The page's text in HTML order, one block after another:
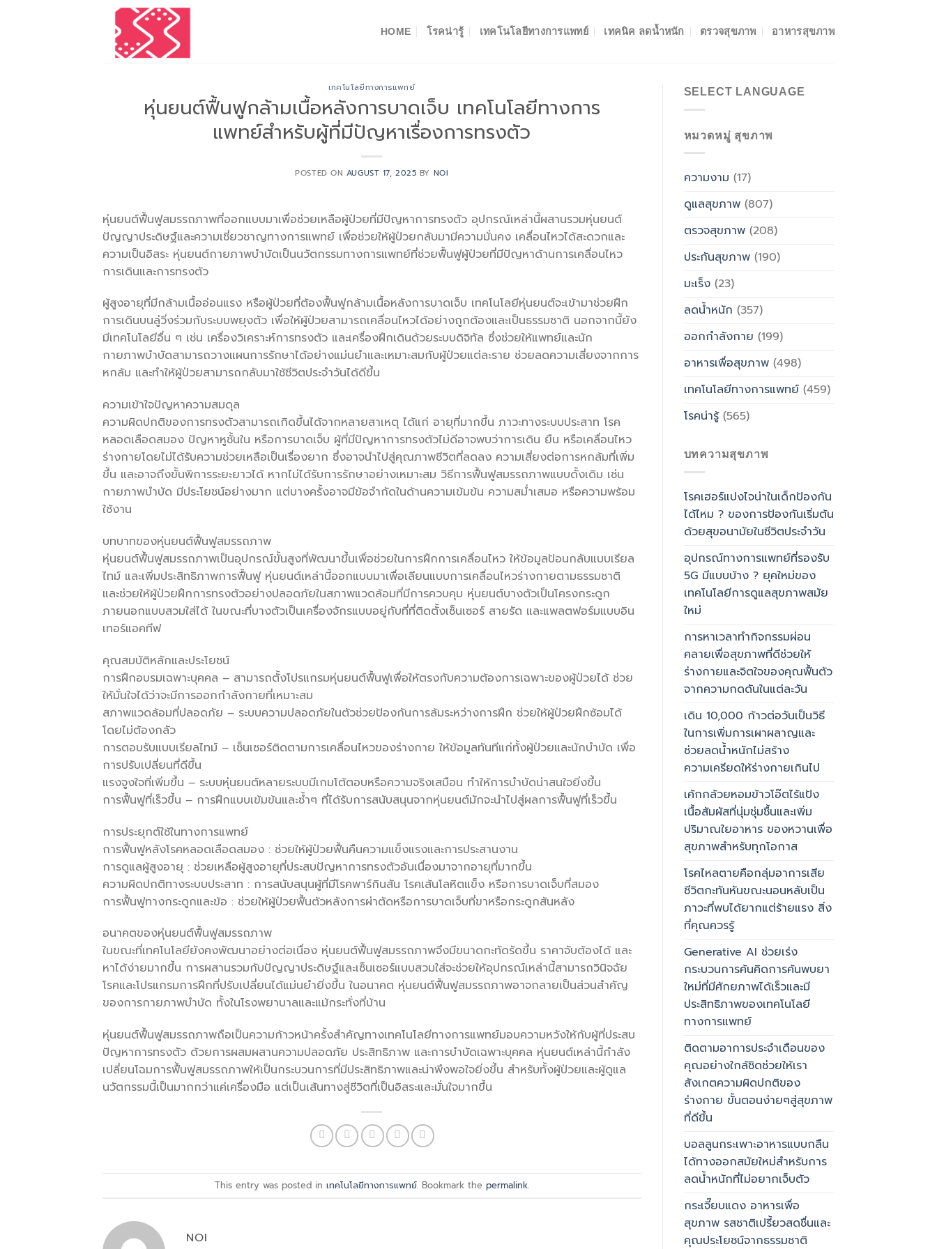
HOME โรคน่ารู้ เทคโนโลยีทางการแพทย์ เทคนิค ลดน้ำหนัก ตรวจสุขภาพ อาหารสุขภาพ
เทคโนโลยีทางการแพทย์
หุ่นยนต์ฟื้นฟูกล้ามเนื้อหลังการบาดเจ็บ เทคโนโลยีทางการ
แพทย์สำหรับผู้ที่มีปัญหาเรื่องการทรงตัว
POSTED ON AUGUST 17, 2025 BY NOI
หุ่นยนต์ฟื้นฟูสมรรถภาพที่ออกแบบมาเพื่อช่วยเหลือผู้ป่วยที่มีปัญหาการทรงตัว อุปกรณ์เหล่านี้ผสานรวมหุ่นยนต์
ปัญญาประดิษฐ์และความเชี่ยวชาญทางการแพทย์ เพื่อช่วยให้ผู้ป่วยกลับมามีความมั่นคง เคลื่อนไหวได้สะดวกและ
ความเป็นอิสระ หุ่นยนต์กายภาพบำบัดเป็นนวัตกรรมทางการแพทย์ที่ช่วยฟื้นฟูผู้ป่วยที่มีปัญหาด้านการเคลื่อนไหว
การเดินและการทรงตัว
ผู้สูงอายุที่มีกล้ามเนื้ออ่อนแรง หรือผู้ป่วยที่ต้องฟื้นฟูกล้ามเนื้อหลังการบาดเจ็บ เทคโนโลยีหุ่นยนต์จะเข้ามาช่วยฝึก
การเดินบนลู่วิ่งร่วมกับระบบพยุงตัว เพื่อให้ผู้ป่วยสามารถเคลื่อนไหวได้อย่างถูกต้องและเป็นธรรมชาติ นอกจากนี้ยัง
มีเทคโนโลยีอื่น ๆ เช่น เครื่องวิเคราะห์การทรงตัว และเครื่องฝึกเดินด้วยระบบดิจิทัล ซึ่งช่วยให้แพทย์และนัก
กายภาพบำบัดสามารถวางแผนการรักษาได้อย่างแม่นยำและเหมาะสมกับผู้ป่วยแต่ละราย ช่วยลดความเสี่ยงจากการ
หกล้ม และทำให้ผู้ป่วยสามารถกลับมาใช้ชีวิตประจำวันได้ดีขึ้น
ความเข้าใจปัญหาความสมดุล
ความผิดปกติของการทรงตัวสามารถเกิดขึ้นได้จากหลายสาเหตุ ได้แก่ อายุที่มากขึ้น ภาวะทางระบบประสาท โรค
หลอดเลือดสมอง ปัญหาหูชั้นใน หรือการบาดเจ็บ ผู้ที่มีปัญหาการทรงตัวไม่ดีอาจพบว่าการเดิน ยืน หรือเคลื่อนไหว
ร่างกายโดยไม่ได้รับความช่วยเหลือเป็นเรื่องยาก ซึ่งอาจนำไปสู่คุณภาพชีวิตที่ลดลง ความเสี่ยงต่อการหกล้มที่เพิ่ม
ขึ้น และอาจถึงขั้นพิการระยะยาวได้ หากไม่ได้รับการรักษาอย่างเหมาะสม วิธีการฟื้นฟูสมรรถภาพแบบดั้งเดิม เช่น
กายภาพบำบัด มีประโยชน์อย่างมาก แต่บางครั้งอาจมีข้อจำกัดในด้านความเข้มข้น ความสม่ำเสมอ หรือความพร้อม
ใช้งาน
บทบาทของหุ่นยนต์ฟื้นฟูสมรรถภาพ
หุ่นยนต์ฟื้นฟูสมรรถภาพเป็นอุปกรณ์ขั้นสูงที่พัฒนาขึ้นเพื่อช่วยในการฝึกการเคลื่อนไหว ให้ข้อมูลป้อนกลับแบบเรียล
ไทม์ และเพิ่มประสิทธิภาพการฟื้นฟู หุ่นยนต์เหล่านี้ออกแบบมาเพื่อเลียนแบบการเคลื่อนไหวร่างกายตามธรรมชาติ
และช่วยให้ผู้ป่วยฝึกการทรงตัวอย่างปลอดภัยในสภาพแวดล้อมที่มีการควบคุม หุ่นยนต์บางตัวเป็นโครงกระดูก
ภายนอกแบบสวมใส่ได้ ในขณะที่บางตัวเป็นเครื่องจักรแบบอยู่กับที่ที่ติดตั้งเซ็นเซอร์ สายรัด และแพลตฟอร์มแบบอิน
เทอร์แอคทีฟ
คุณสมบัติหลักและประโยชน์
การฝึกอบรมเฉพาะบุคคล – สามารถตั้งโปรแกรมหุ่นยนต์ฟื้นฟูเพื่อให้ตรงกับความต้องการเฉพาะของผู้ป่วยได้ ช่วย
ให้มั่นใจได้ว่าจะมีการออกกำลังกายที่เหมาะสม
สภาพแวดล้อมที่ปลอดภัย – ระบบความปลอดภัยในตัวช่วยป้องกันการล้มระหว่างการฝึก ช่วยให้ผู้ป่วยฝึกซ้อมได้
โดยไม่ต้องกลัว
การตอบรับแบบเรียลไทม์ – เซ็นเซอร์ติดตามการเคลื่อนไหวของร่างกาย ให้ข้อมูลทันทีแก่ทั้งผู้ป่วยและนักบำบัด เพื่อ
การปรับเปลี่ยนที่ดีขึ้น
แรงจูงใจที่เพิ่มขึ้น – ระบบหุ่นยนต์หลายระบบมีเกมโต้ตอบหรือความจริงเสมือน ทำให้การบำบัดน่าสนใจยิ่งขึ้น
การฟื้นฟูที่เร็วขึ้น – การฝึกแบบเข้มข้นและซ้ำๆ ที่ได้รับการสนับสนุนจากหุ่นยนต์มักจะนำไปสู่ผลการฟื้นฟูที่เร็วขึ้น
การประยุกต์ใช้ในทางการแพทย์
การฟื้นฟูหลังโรคหลอดเลือดสมอง : ช่วยให้ผู้ป่วยฟื้นคืนความแข็งแรงและการประสานงาน
การดูแลผู้สูงอายุ : ช่วยเหลือผู้สูงอายุที่ประสบปัญหาการทรงตัวอันเนื่องมาจากอายุที่มากขึ้น
ความผิดปกติทางระบบประสาท : การสนับสนุนผู้ที่มีโรคพาร์กินสัน โรคเส้นโลหิตแข็ง หรือการบาดเจ็บที่สมอง
การฟื้นฟูทางกระดูกและข้อ : ช่วยให้ผู้ป่วยฟื้นตัวหลังการผ่าตัดหรือการบาดเจ็บที่ขาหรือกระดูกสันหลัง
อนาคตของหุ่นยนต์ฟื้นฟูสมรรถภาพ
ในขณะที่เทคโนโลยียังคงพัฒนาอย่างต่อเนื่อง หุ่นยนต์ฟื้นฟูสมรรถภาพจึงมีขนาดกะทัดรัดขึ้น ราคาจับต้องได้ และ
หาได้ง่ายมากขึ้น การผสานรวมกับปัญญาประดิษฐ์และเซ็นเซอร์แบบสวมใส่จะช่วยให้อุปกรณ์เหล่านี้สามารถวินิจฉัย
โรคและโปรแกรมการฝึกที่ปรับเปลี่ยนได้แม่นยำยิ่งขึ้น ในอนาคต หุ่นยนต์ฟื้นฟูสมรรถภาพอาจกลายเป็นส่วนสำคัญ
ของการกายภาพบำบัด ทั้งในโรงพยาบาลและแม้กระทั่งที่บ้าน
หุ่นยนต์ฟื้นฟูสมรรถภาพถือเป็นความก้าวหน้าครั้งสำคัญทางเทคโนโลยีทางการแพทย์มอบความหวังให้กับผู้ที่ประสบ
ปัญหาการทรงตัว ด้วยการผสมผสานความปลอดภัย ประสิทธิภาพ และการบำบัดเฉพาะบุคคล หุ่นยนต์เหล่านี้กำลัง
เปลี่ยนโฉมการฟื้นฟูสมรรถภาพให้เป็นกระบวนการที่มีประสิทธิภาพและน่าพึงพอใจยิ่งขึ้น สำหรับทั้งผู้ป่วยและผู้ดูแล
นวัตกรรมนี้เป็นมากกว่าแค่เครื่องมือ แต่เป็นเส้นทางสู่ชีวิตที่เป็นอิสระและมั่นใจมากขึ้น
This entry was posted in เทคโนโลยีทางการแพทย์. Bookmark the permalink.
NOI
SELECT LANGUAGE
หมวดหมู่ สุขภาพ
ความงาม (17)
ดูแลสุขภาพ(807)
ตรวจสุขภาพ(208)
ประกันสุขภาพ(190)
มะเร็ง(23)
ลดน้ำหนัก (357)
ออกกำลังกาย (199)
อาหารเพื่อสุขภาพ(498)
เทคโนโลยีทางการแพทย์(459)
โรคน่ารู้(565)
บทความสุขภาพ
โรคเฮอร์แปงไจน่าในเด็กป้องกัน
ได้ไหม ? ของการป้องกันเริ่มต้น
ด้วยสุขอนามัยในชีวิตประจำวัน
อุปกรณ์ทางการแพทย์ที่รองรับ
5G มีแบบบ้าง ? ยุคใหม่ของ
เทคโนโลยีการดูแลสุขภาพสมัย
ใหม่
การหาเวลาทำกิจกรรมผ่อน
คลายเพื่อสุขภาพที่ดีช่วยให้
ร่างกายและจิตใจของคุณฟื้นตัว
จากความกดดันในแต่ละวัน
เดิน 10,000 ก้าวต่อวันเป็นวิธี
ในการเพิ่มการเผาผลาญและ
ช่วยลดน้ำหนักไม่สร้าง
ความเครียดให้ร่างกายเกินไป
เค้กกล้วยหอมข้าวโอ๊ตไร้แป้ง
เนื้อสัมผัสที่นุ่มชุ่มชื้นและเพิ่ม
ปริมาณใยอาหาร ของหวานเพื่อ
สุขภาพสำหรับทุกโอกาส
โรคไหลตายคือกลุ่มอาการเสีย
ชีวิตกะทันหันขณะนอนหลับเป็น
ภาวะที่พบได้ยากแต่ร้ายแรง สิ่ง
ที่คุณควรรู้
Generative AI ช่วยเร่ง
กระบวนการค้นคิดการค้นพบยา
ใหม่ที่มีศักยภาพได้เร็วและมี
ประสิทธิภาพของเทคโนโลยี
ทางการแพทย์
ติดตามอาการประจำเดือนของ
คุณอย่างใกล้ชิดช่วยให้เรา
สังเกตความผิดปกติของ
ร่างกาย ขั้นตอนง่ายๆสู่สุขภาพ
ที่ดีขึ้น
บอลลูนกระเพาะอาหารแบบกลืน
ได้ทางออกสมัยใหม่สำหรับการ
ลดน้ำหนักที่ไม่อยากเจ็บตัว
กระเจี๊ยบแดง อาหารเพื่อ
สุขภาพ รสชาติเปรี้ยวสดชื่นและ
คุณประโยชน์จากธรรมชาติ